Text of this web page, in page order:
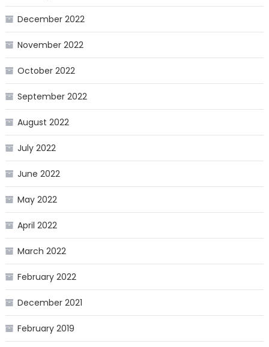
December 2022
November 2022
October 2022
September 2022
August 2022
July 2022
June 2022
May 2022
April 2022
March 2022
February 2022
December 2021
February 2019